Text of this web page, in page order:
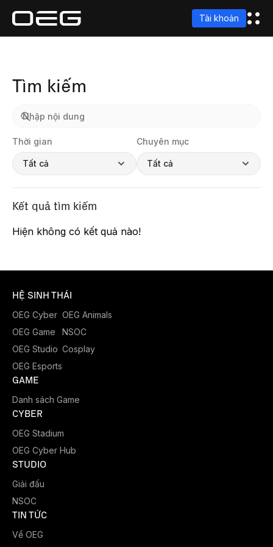
Tài khoản
Tìm kiếm
Thời gian
Tất cả
Chuyên mục
Tất cả
Kết quả tìm kiếm
Hiện không có kết quả nào!
HỆ SINH THÁI
OEG Cyber
OEG Game
OEG Studio
OEG Esports
OEG Animals
NSOC
Cosplay
GAME
Danh sách Game
CYBER
OEG Stadium
OEG Cyber Hub
STUDIO
Giải đấu
NSOC
TIN TỨC
Về OEG